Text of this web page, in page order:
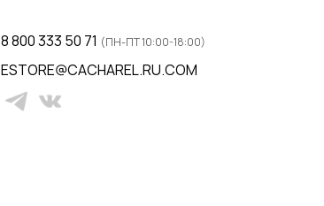
8 800 333 50 71 (ПН-ПТ 10:00-18:00)
ESTORE@CACHAREL.RU.COM